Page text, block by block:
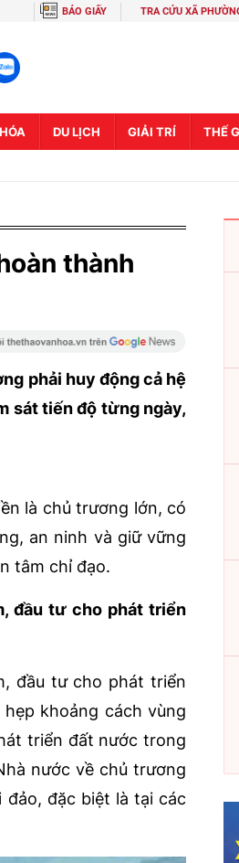
BÁO GIẤY TRA CỨU XÃ
DU LỊCH GIẢI TRÍ THẾ
thành
phải huy động cả hệ
sát tiến độ từng ngày,
là chủ trương lớn, có
an ninh và giữ vững
tâm chỉ đạo.
đầu tư cho phát triển
đầu tư cho phát triển
khoảng cách vùng
triển đất nước trong
nước về chủ trương
đặc biệt là tại các